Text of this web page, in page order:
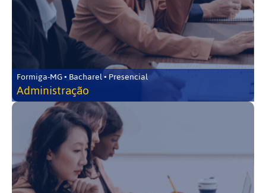
Formiga-MG • Bacharel • Presencial
Administração